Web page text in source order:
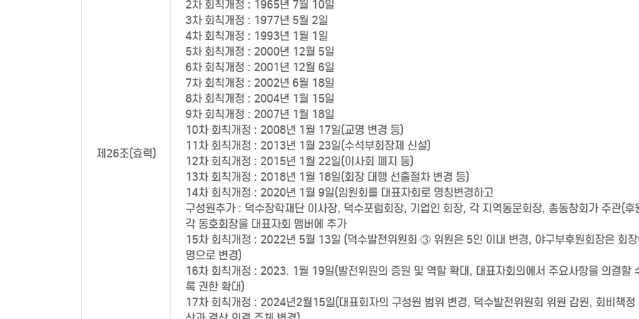
제26조(효력)
2차 회칙개정 : 1965년 7월 10일
3차 회칙개정 : 1977년 5월 2일
4차 회칙개정 : 1993년 1월 1일
5차 회칙개정 : 2000년 12월 5일
6차 회칙개정 : 2001년 12월 6일
7차 회칙개정 : 2002년 6월 18일
8차 회칙개정 : 2004년 1월 15일
9차 회칙개정 : 2007년 1월 18일
10차 회칙개정 : 2008년 1월 17일(교명 변경 등)
11차 회칙개정 : 2013년 1월 23일(수석부회장제 신설)
12차 회칙개정 : 2015년 1월 22일(이사회 폐지 등)
13차 회칙개정 : 2018년 1월 18일(회장 대행 선출절차 변경 등)
14차 회칙개정 : 2020년 1월 9일(임원회를 대표자회로 명칭변경하고
구성원추가 : 덕수장학재단 이사장, 덕수포럼회장, 기업인 회장, 각 지역동문회장, 총동창회가 주관(후
각 동호회장을 대표자회 맴버에 추가
15차 회칙개정 : 2022년 5월 13일 (덕수발전위원회 ③ 위원은 5인 이내 변경, 야구부후원회장은 회장
명으로 변경)
16차 회칙개정 : 2023. 1월 19일(발전위원의 증원 및 역할 확대, 대표자회의에서 주요사항을 의결할
록 권한 확대)
17차 회칙개정 : 2024년2월15일(대표회자의 구성원 범위 변경, 덕수발전위원회 위원 감원, 회비책정